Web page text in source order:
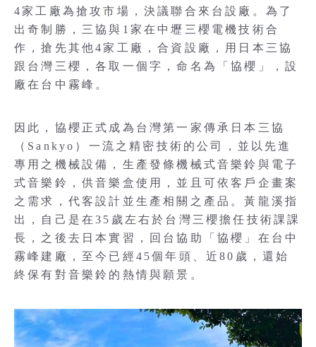
4家工廠為搶攻市場，決議聯合來台設廠。為了
出奇制勝，三協與1家在中壢三櫻電機技術合
作，搶先其他4家工廠，合資設廠，用日本三協
跟台灣三櫻，各取一個字，命名為「協櫻」，設
廠在台中霧峰。
因此，協櫻正式成為台灣第一家傳承日本三協
（Sankyo）一流之精密技術的公司，並以先進
專用之機械設備，生產發條機械式音樂鈴與電子
式音樂鈴，供音樂盒使用，並且可依客戶企畫案
之需求，代客設計並生產相關之產品。黃龍溪指
出，自己是在35歲左右於台灣三櫻擔任技術課課
長，之後去日本實習，回台協助「協櫻」在台中
霧峰建廠，至今已經45個年頭、近80歲，還始
終保有對音樂鈴的熱情與願景。